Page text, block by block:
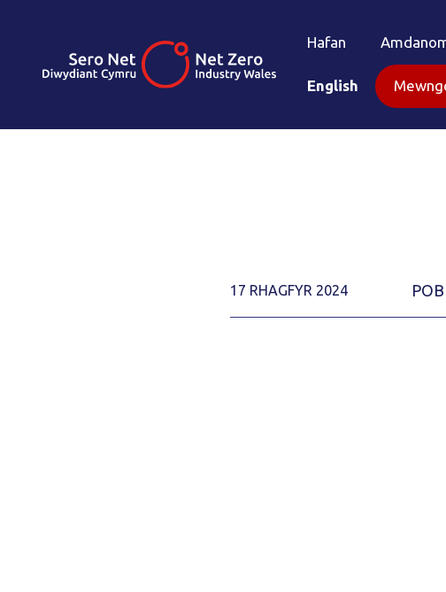
Hafan
English
17 RHAGFYR 2024